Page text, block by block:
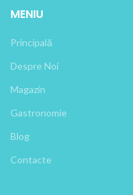
MENIU
Principală
Despre Noi
Magazin
Gastronomie
Blog
Contacte